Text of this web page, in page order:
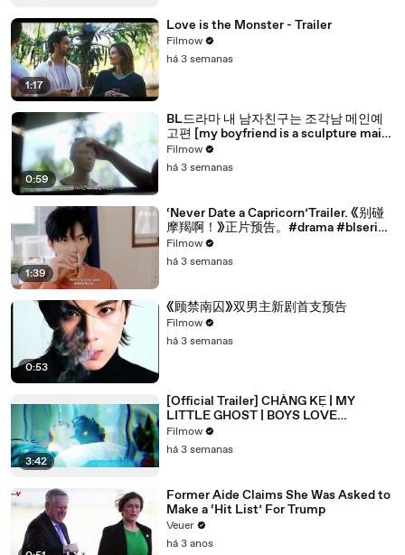
1:17
Love is the Monster - Trailer
Filmow
há 3 semanas
0:59
BL드라마 내 남자친구는 조각남 메인예
고편 [my boyfriend is a sculpture main
trailer]
Filmow
há 3 semanas
1:39
‘Never Date a Capricorn’Trailer. 《别碰
摩羯啊！》正片预告。#drama #blseries
#bl
Filmow
há 3 semanas
0:53
《顾禁南囚》双男主新剧首支预告
Filmow
há 3 semanas
3:42
[Official Trailer] CHÀNG KẸ | MY
LITTLE GHOST | BOYS LOVE
VIETNAM | KC 03.10.2025
Filmow
há 3 semanas
Former Aide Claims She Was Asked to
Make a ‘Hit List’ For Trump
Veuer
há 3 anos